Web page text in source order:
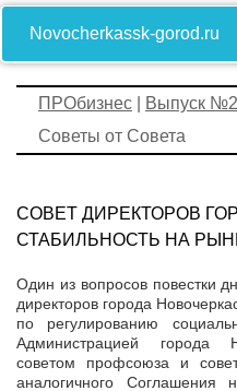
Novocherkassk-gorod.ru
ПРОбизнес Выпуск
Советы от Совета
СОВЕТ ДИРЕКТОРОВ
СТАБИЛЬНОСТЬ НА
Один из вопросов повестки
директоров города
по регулированию
Администрацией города
советом профсоюза и
аналогичного Соглашения